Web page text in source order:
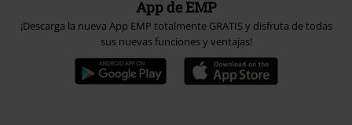
App de EMP
¡Descarga la nueva App EMP totalmente GRATIS y disfruta de todas
sus nuevas funciones y ventajas!